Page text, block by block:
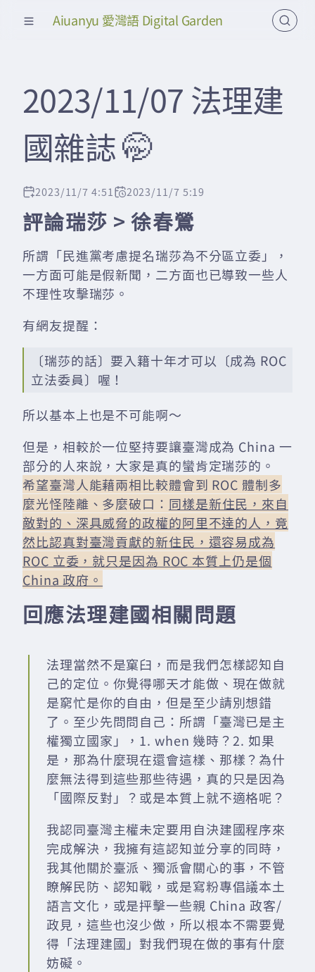
Aiuanyu 愛灣語 Digital Garden
2023/11/07 法理建
國雜誌 🤭
2023/11/7 4:51 2023/11/7 5:19
評論瑞莎 > 徐春鶯
所謂「民進黨考慮提名瑞莎為不分區立委」，
一方面可能是假新聞，二方面也已導致一些人
不理性攻擊瑞莎。
有網友提醒：
〔瑞莎的話〕要入籍十年才可以〔成為 ROC
立法委員〕喔！
所以基本上也是不可能啊～
但是，相較於一位堅持要讓臺灣成為 China 一
部分的人來說，大家是真的蠻肯定瑞莎的。
希望臺灣人能藉兩相比較體會到 ROC 體制多
麼光怪陸離、多麼破口： 同樣是新住民，來自
敵對的、深具威脅的政權的阿里不達的人，竟
然比認真對臺灣貢獻的新住民，還容易成為
ROC 立委，就只是因為 ROC 本質上仍是個
China 政府。
回應法理建國相關問題
法理當然不是窠臼，而是我們怎樣認知自
己的定位。你覺得哪天才能做、現在做就
是窮忙是你的自由，但是至少請別想錯
了。至少先問問自己：所謂「臺灣已是主
權獨立國家」，1. when 幾時？2. 如果
是，那為什麼現在還會這樣、那樣？為什
麼無法得到這些那些待遇，真的只是因為
「國際反對」？或是本質上就不適格呢？
我認同臺灣主權未定要用自決建國程序來
完成解決，我擁有這認知並分享的同時，
我其他關於臺派、獨派會關心的事，不管
瞭解民防、認知戰，或是寫粉專倡議本土
語言文化，或是抨擊一些親 China 政客/
政見，這些也沒少做，所以根本不需要覺
得「法理建國」對我們現在做的事有什麼
妨礙。